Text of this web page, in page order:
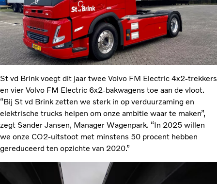
St vd Brink voegt dit jaar twee Volvo FM Electric 4x2-trekkers
en vier Volvo FM Electric 6x2-bakwagens toe aan de vloot.
“Bij St vd Brink zetten we sterk in op verduurzaming en
elektrische trucks helpen om onze ambitie waar te maken”,
zegt Sander Jansen, Manager Wagenpark. “In 2025 willen
we onze CO2-uitstoot met minstens 50 procent hebben
gereduceerd ten opzichte van 2020.”